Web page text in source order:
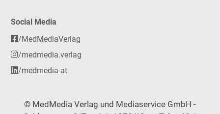
Social Media
/MedMediaVerlag
/medmedia.verlag
/medmedia-at
© MedMedia Verlag und Mediaservice GmbH -